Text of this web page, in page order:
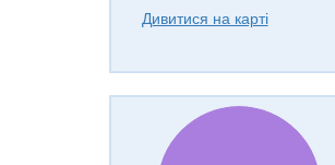
Дивитися на карті